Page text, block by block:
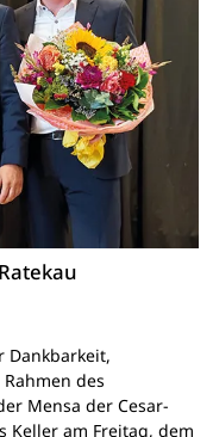
Dankbarkeit,
des
Mensa der Cesar-
Keller am Freitag, dem